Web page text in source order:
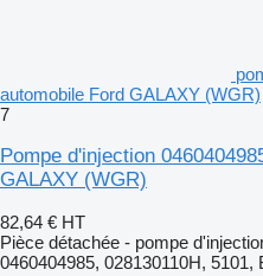
automobile Ford GALAXY (WGR)
7
Pompe d'injection
GALAXY (WGR)
82,64 € HT
Pièce détachée - pompe
0460404985, 028130110H, 5101,